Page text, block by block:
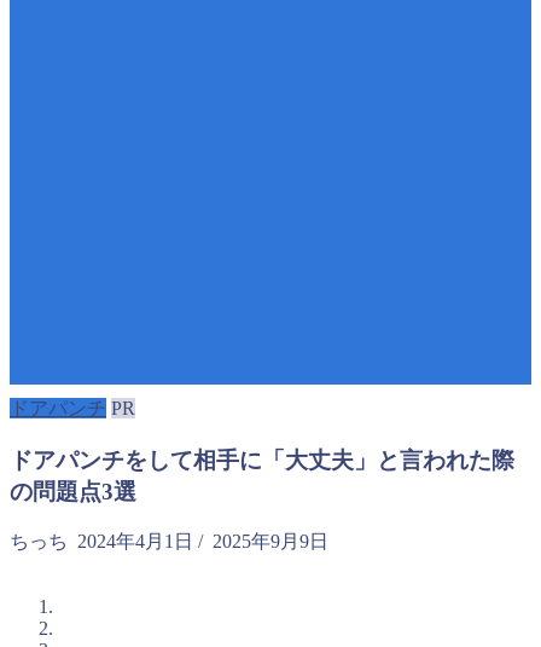
ドアパンチ PR
ドアパンチをして相手に「大丈夫」と言われた際
の問題点3選
ちっち 2024年4月1日 / 2025年9月9日